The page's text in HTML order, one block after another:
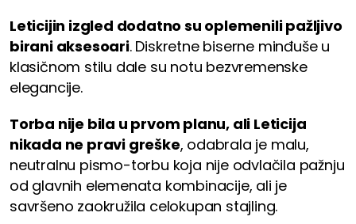
Leticijin izgled dodatno su oplemenili pažljivo
birani aksesoari. Diskretne biserne minđuše u
klasičnom stilu dale su notu bezvremenske
elegancije.
Torba nije bila u prvom planu, ali Leticija
nikada ne pravi greške, odabrala je malu,
neutralnu pismo-torbu koja nije odvlačila pažnju
od glavnih elemenata kombinacije, ali je
savršeno zaokružila celokupan stajling.